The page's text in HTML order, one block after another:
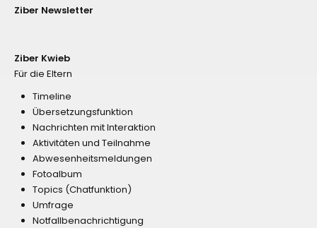
Ziber Newsletter
Ziber Kwieb
Für die Eltern
Timeline
Übersetzungsfunktion
Nachrichten mit Interaktion
Aktivitäten und Teilnahme
Abwesenheitsmeldungen
Fotoalbum
Topics (Chatfunktion)
Umfrage
Notfallbenachrichtigung